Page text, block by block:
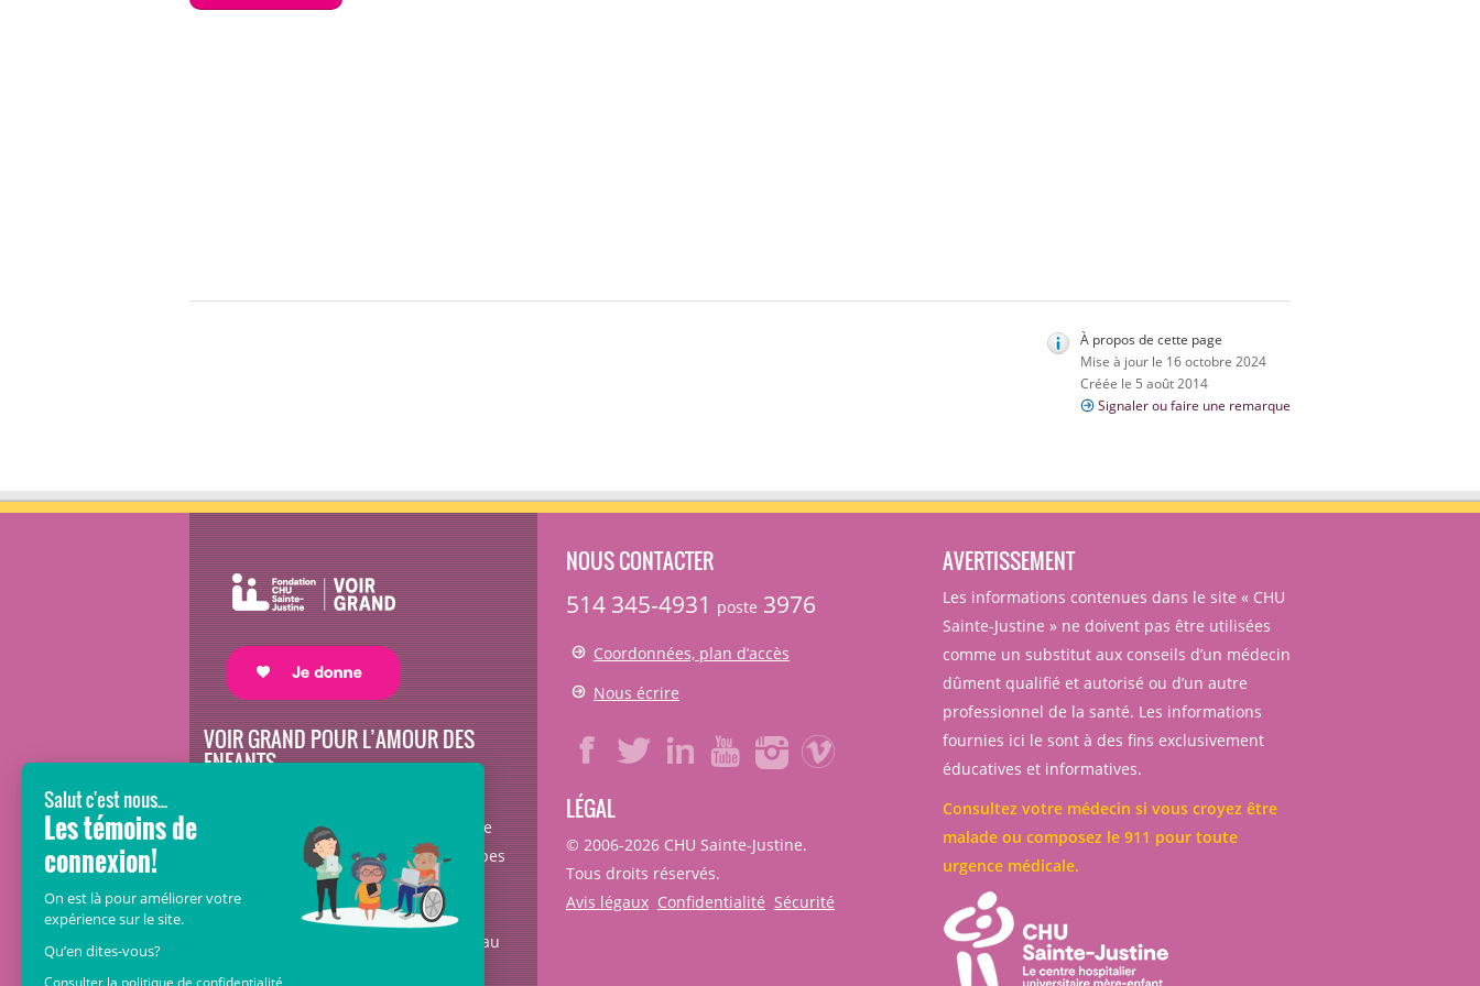
À propos de cette page
Mise à jour le 16 octobre 2024
Créée le 5 août 2014
Signaler ou faire une remarque
VOIR GRAND POUR L’AMOUR DES
ENFANTS
vous au cœur de la campagne majeure
Voir Grand, nous conduisons les équipes
soignantes vers les opportunités de la
science et des nouvelles technologies
pour que chaque enfant, où qu’il soit au
NOUS CONTACTER
514 345-4931 poste 3976
Coordonnées, plan d’accès
Nous écrire
LÉGAL
© 2006-2026CHU Sainte-Justine.
Tous droits réservés.
Avis légaux Confidentialité Sécurité
AVERTISSEMENT
Les informations contenues dans le site « CHU
Sainte-Justine » ne doivent pas être utilisées
comme un substitut aux conseils d’un médecin
dûment qualifié et autorisé ou d’un autre
professionnel de la santé. Les informations
fournies ici le sont à des fins exclusivement
éducatives et informatives.
Consultez votre médecin si vous croyez être
malade ou composez le 911 pour toute
urgence médicale.